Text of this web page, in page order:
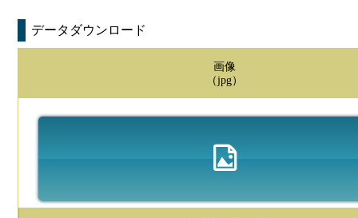
データダウンロード
画像
（jpg）